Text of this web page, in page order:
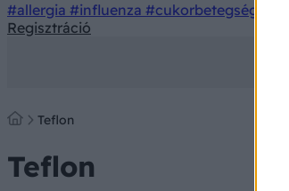
#allergia #influenza #cukorbetegség
Regisztráció
Teflon
Teflon